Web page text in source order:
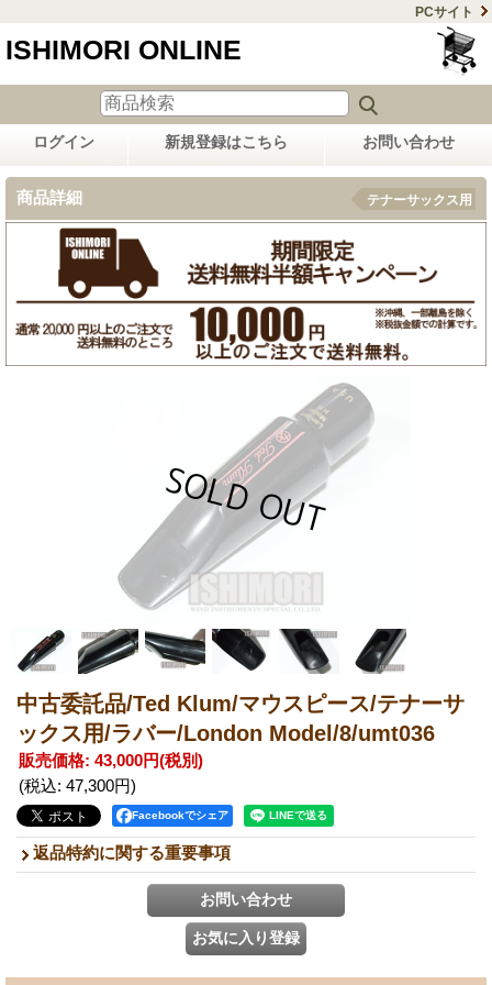
PCサイト
ISHIMORI ONLINE
ログイン 新規登録はこちら お問い合わせ
商品詳細 テナーサックス用
中古委託品/Ted Klum/マウスピース/テナーサ
ックス用/ラバー/London Model/8/umt036
販売価格: 43,000円(税別)
(税込: 47,300円)
Facebookでシェア
返品特約に関する重要事項